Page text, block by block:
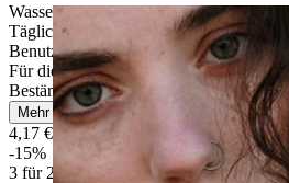
Wasserfest
Tägliches Tragen
Benutzerfreundlich
Für die meisten Hauttypen
Beständig
Mehr lesen
4,17 € 4,90 €
-15%
3 für 2